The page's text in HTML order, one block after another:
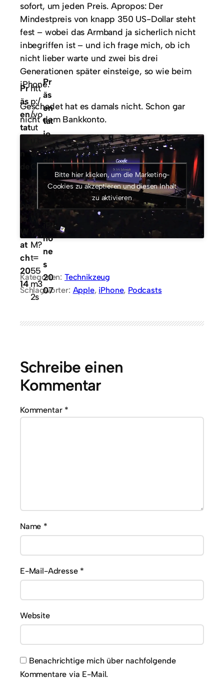
sofort, um jeden Preis. Apropos: Der
Mindestpreis von knapp 350 US-Dollar steht
fest – wobei das Armband ja sicherlich nicht
inbegriffen ist – und ich frage mich, ob ich
nicht lieber warte und zwei bis drei
Generationen später einsteige, so wie beim
iPhone.
Geschadet hat es damals nicht. Schon gar
nicht dem Bankkonto.
Pr
äs
en
tat
r
pp
le
at
ch
20
14
htt
p:/
/yo
ut
e/
O
D9
ZQ
9
W
M?
t=
55
m3
2s
Pr
äs
en
tat
io
n
de
er
st
en
ho
ne
s
20
07
Bitte hier klicken, um die Marketing-
Cookies zu akzeptieren und diesen Inhalt
zu aktivieren
Kategorien: Technikzeug
Schlagwörter: Apple, iPhone, Podcasts
Schreibe einen
Kommentar
Kommentar *
Name *
E-Mail-Adresse *
Website
Benachrichtige mich über nachfolgende
Kommentare via E-Mail.